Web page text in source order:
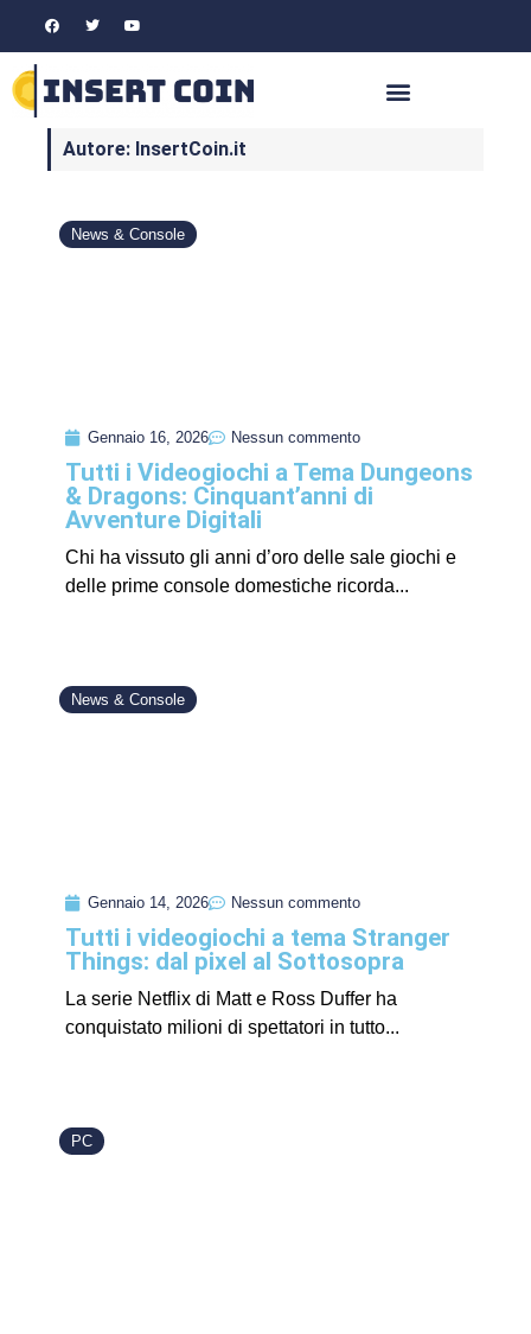
Autore: InsertCoin.it
News & Console
Gennaio 16, 2026 Nessun commento
Tutti i Videogiochi a Tema Dungeons
& Dragons: Cinquant’anni di
Avventure Digitali
Chi ha vissuto gli anni d’oro delle sale giochi e
delle prime console domestiche ricorda...
News & Console
Gennaio 14, 2026 Nessun commento
Tutti i videogiochi a tema Stranger
Things: dal pixel al Sottosopra
La serie Netflix di Matt e Ross Duffer ha
conquistato milioni di spettatori in tutto...
PC